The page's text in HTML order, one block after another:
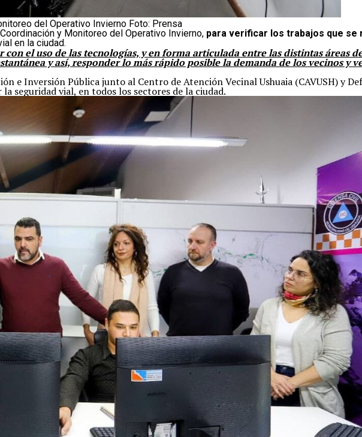
del Operativo Invierno Foto: Prensa
y Monitoreo del Operativo Invierno, para verificar los trabajos que se
en la ciudad.
con el uso de las tecnologías, y en forma articulada entre las distintas áreas
y así, responder lo más rápido posible la demanda de los vecinos y
e Inversión Pública junto al Centro de Atención Vecinal Ushuaia (CAVUSH) y
seguridad vial, en todos los sectores de la ciudad.